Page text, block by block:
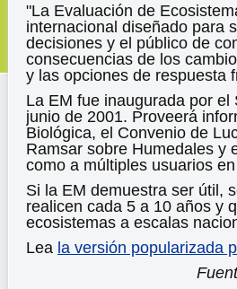
"La Evaluación de
internacional diseñado para
decisiones y el público de
consecuencias de los
y las opciones de respuesta
La EM fue inaugurada por
junio de 2001. Proveerá
Biológica, el Convenio de
Ramsar sobre Humedales y
como a múltiples usuarios
Si la EM demuestra ser útil,
realicen cada 5 a 10 años y
ecosistemas a escalas
Lea la versión popularizada